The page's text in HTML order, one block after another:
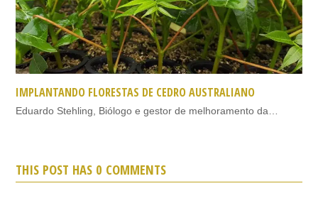
IMPLANTANDO FLORESTAS DE CEDRO AUSTRALIANO
Eduardo Stehling, Biólogo e gestor de melhoramento da…
THIS POST HAS 0 COMMENTS